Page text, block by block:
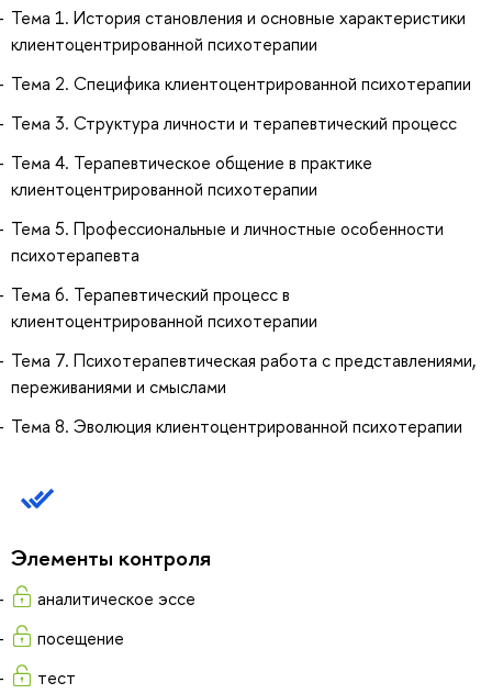
Тема 1. История становления и основные характеристики
клиентоцентрированной психотерапии
Тема 2. Специфика клиентоцентрированной психотерапии
Тема 3. Структура личности и терапевтический процесс
Тема 4. Терапевтическое общение в практике
клиентоцентрированной психотерапии
Тема 5. Профессиональные и личностные особенности
психотерапевта
Тема 6. Терапевтический процесс в
клиентоцентрированной психотерапии
Тема 7. Психотерапевтическая работа с представлениями,
переживаниями и смыслами
Тема 8. Эволюция клиентоцентрированной психотерапии
Элементы контроля
аналитическое эссе
посещение
тест